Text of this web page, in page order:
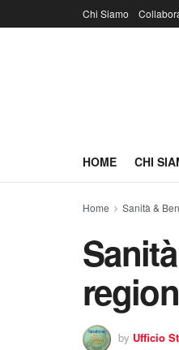
Chi Siamo
HOME CHI
Home Sanità &
by Ufficio